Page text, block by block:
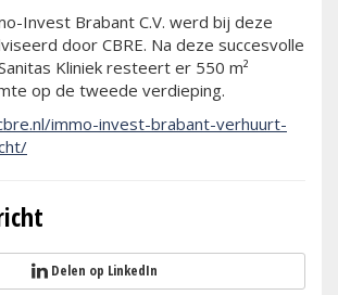
Invest Brabant C.V. werd bij deze
door CBRE. Na deze succesvolle
Kliniek resteert er 550 m²
op de tweede verdieping.
immo-invest-brabant-verhuurt-
Delen op LinkedIn